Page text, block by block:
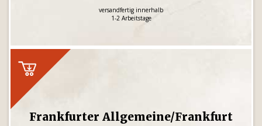
versandfertig innerhalb
1-2 Arbeitstage
Frankfurter Allgemeine/Frankfurt